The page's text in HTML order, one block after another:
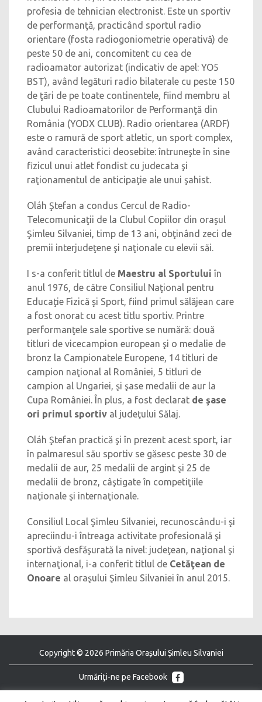
profesia de tehnician electronist. Este un sportiv
de performanţă, practicând sportul radio
orientare (fosta radiogoniometrie operativă) de
peste 50 de ani, concomitent cu cea de
radioamator autorizat (indicativ de apel: YO5
BST), având legături radio bilaterale cu peste 150
de ţări de pe toate continentele, fiind membru al
Clubului Radioamatorilor de Performanţă din
România (YODX CLUB). Radio orientarea (ARDF)
este o ramură de sport atletic, un sport complex,
având caracteristici deosebite: întruneşte în sine
fizicul unui atlet fondist cu judecata şi
raţionamentul de anticipaţie ale unui şahist.
Oláh Ştefan a condus Cercul de Radio-
Telecomunicaţii de la Clubul Copiilor din oraşul
Şimleu Silvaniei, timp de 13 ani, obţinând zeci de
premii interjudeţene şi naţionale cu elevii săi.
I s-a conferit titlul de Maestru al Sportului în
anul 1976, de către Consiliul Naţional pentru
Educaţie Fizică şi Sport, fiind primul sălăjean care
a fost onorat cu acest titlu sportiv. Printre
performanţele sale sportive se numără: două
titluri de vicecampion european şi o medalie de
bronz la Campionatele Europene, 14 titluri de
campion naţional al României, 5 titluri de
campion al Ungariei, şi şase medalii de aur la
Cupa României. În plus, a fost declarat de şase
ori primul sportiv al judeţului Sălaj.
Oláh Ştefan practică şi în prezent acest sport, iar
în palmaresul său sportiv se găsesc peste 30 de
medalii de aur, 25 medalii de argint şi 25 de
medalii de bronz, câştigate în competiţiile
naţionale şi internaţionale.
Consiliul Local Şimleu Silvaniei, recunoscându-i şi
apreciindu-i întreaga activitate profesională şi
sportivă desfăşurată la nivel: judeţean, naţional şi
internaţional, i-a conferit titlul de Cetăţean de
Onoare al oraşului Şimleu Silvaniei în anul 2015.
Copyright © 2026 Primăria Orașului Șimleu Silvaniei
Urmăriţi-ne pe Facebook
Urmăriţi-ne pe Youtube